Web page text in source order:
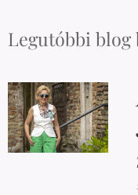
Legutóbbi blog